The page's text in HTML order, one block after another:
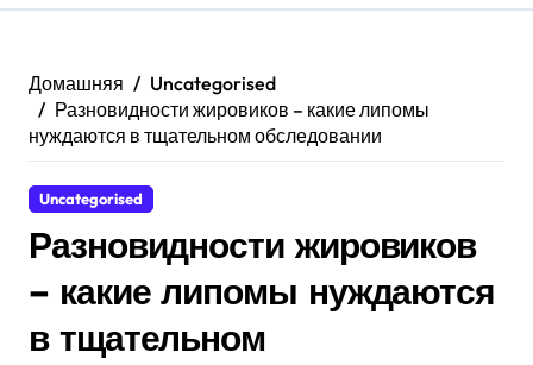
Домашняя
Uncategorised
Разновидности жировиков – какие липомы
нуждаются в тщательном обследовании
Uncategorised
Разновидности жировиков
– какие липомы нуждаются
в тщательном